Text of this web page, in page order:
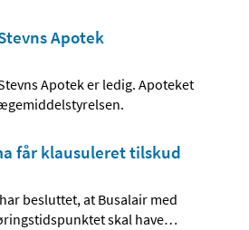
Apotek
Apotek er ledig. Apoteket
får klausuleret tilskud
besluttet, at Busalair med
skal have…